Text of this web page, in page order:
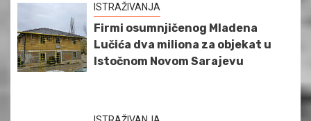
ISTRAŽIVANJA
Firmi osumnjičenog Mladena
Lučića dva miliona za objekat u
Istočnom Novom Sarajevu